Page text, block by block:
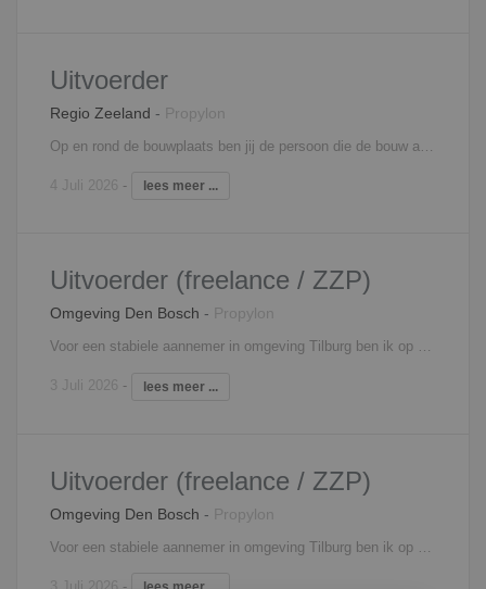
Uitvoerder
Regio Zeeland - Propylon
4 Juli 2026 - lees meer ...
Uitvoerder (freelance / ZZP)
Omgeving Den Bosch - Propylon
Voor een stabiele aannemer in omgeving Tilburg ben ik op zoek naar uitvoerders. Het is een ontwikkelende bouwer en ze maken gebruik van modernde technieken. Ze maken hoofdzakelijk projecten in de nieuwbouw. Daarbij kun je denken aan woning- en utiliteitsbouw; Appartementencomplexen, winkels, kantoren, parkeerplaatsen ed. Ze zijn op zoek naar uitvoerders, dit mag loondienst zijn maar ook ZZP is ook een optie. Soort project Dit project bestaat uit meerdere fases. Deze fase bestaat uit meerdere woontorens met diverse koop- en huurappartementen. Daaronder komt er een commerciele plint en een grote parkeerplaats. Duurzaamheid is een belangrijk onderwerp bij dit project. Het ligt op een centrale plek dus je krijgt te maken met logistieke uitdagingen. Functie Voor dit project zoeken ze een ervaren uitvoerder. Je bent verantwoordelijk voor de dagelijkse leiding op het project en zorgt ook voor begeleiding aan medewerkers op de bouw. Je coordineert, lost problemen op en bewaakt planningen. Je draagt de technische en inhoudelijke verantwoordelijkheid, schakelt tussen alle betrokken partijen en bent ook veel buiten op het project. Het liefst heb je aantal jaren ervaring. Zoek je naar een project als assistent uitvoerder? Ook daar zijn mogelijkheden voor bij deze aannemer.
3 Juli 2026 - lees meer ...
Uitvoerder (freelance / ZZP)
Omgeving Den Bosch - Propylon